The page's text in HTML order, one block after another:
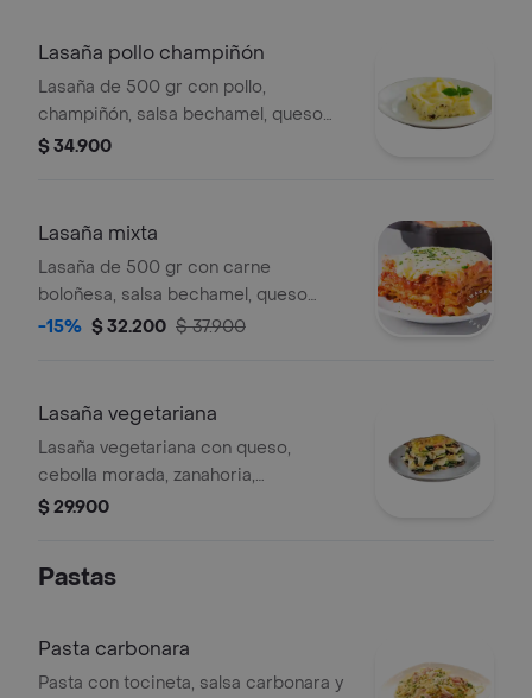
Lasaña pollo champiñón
Lasaña de 500 gr con pollo,
champiñón, salsa bechamel, queso
mozzarella, servido en un molde
$ 34.900
Lasaña mixta
Lasaña de 500 gr con carne
boloñesa, salsa bechamel, queso
mozzarella, champiñones y pollo.
-15% $ 32.200 $ 37.900
Lasaña vegetariana
Lasaña vegetariana con queso,
cebolla morada, zanahoria,
champiñones, maíz, apio y zuquini
$ 29.900
Pastas
Pasta carbonara
Pasta con tocineta, salsa carbonara y